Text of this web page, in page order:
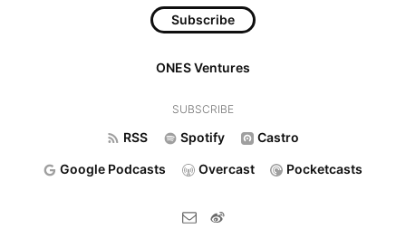
Subscribe
ONES Ventures
SUBSCRIBE
RSS Spotify Castro
Google Podcasts Overcast Pocketcasts